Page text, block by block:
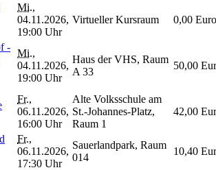
Mi.,
04.11.2026,
19:00 Uhr
Virtueller Kursraum 0,00 Euro
-
Mi.,
04.11.2026,
19:00 Uhr
Haus der VHS, Raum
A 33
50,00
Fr.,
06.11.2026,
16:00 Uhr
Alte Volksschule am
St.-Johannes-Platz,
Raum 1
42,00
Fr.,
06.11.2026,
17:30 Uhr
Sauerlandpark, Raum
014
10,40